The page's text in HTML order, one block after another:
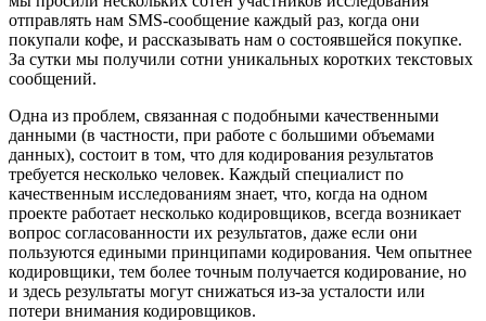
отправлять нам SMS-сообщение каждый раз, когда они
покупали кофе, и рассказывать нам о состоявшейся покупке.
За сутки мы получили сотни уникальных коротких текстовых
сообщений.
Одна из проблем, связанная с подобными качественными
данными (в частности, при работе с большими объемами
данных), состоит в том, что для кодирования результатов
требуется несколько человек. Каждый специалист по
качественным исследованиям знает, что, когда на одном
проекте работает несколько кодировщиков, всегда возникает
вопрос согласованности их результатов, даже если они
пользуются едиными принципами кодирования. Чем опытнее
кодировщики, тем более точным получается кодирование, но
и здесь результаты могут снижаться из-за усталости или
потери внимания кодировщиков.